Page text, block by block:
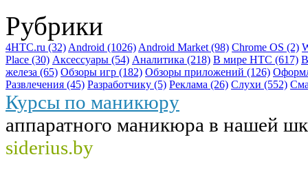
Рубрики
4HTC.ru (32) Android (1026) Android Market (98) Chrome OS (2)
Place (30) Аксессуары (54) Аналитика (218) В мире HTC (617)
железа (65) Обзоры игр (182) Обзоры приложений (126)
Развлечения (45) Разработчику (5) Реклама (26) Слухи (552)
Курсы по маникюру
аппаратного маникюра в нашей
siderius.by